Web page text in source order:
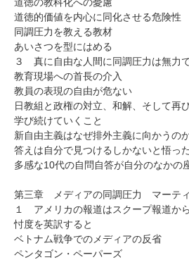
道徳的価値を内心に同化させる危険性
同調圧力を教える教材
あいさつを型にはめる
３ 真に自由な人間に同調圧力は無力
教育現場への首長の介入
教員の表現の自由が危ない
日教組と政権の対立、和解、そして再
学び続けていくこと
新自由主義はなぜ排外主義に向かうの
答えは自分で見つけるしかないと悟っ
多感な10代の自問自答が自分のなかの
第三章 メディアの同調圧力 マーテ
１ アメリカの報道はスクープ報道か
忖度を英訳すると
ベトナム戦争でのメディアの反省
ペンタゴン・ペーパーズ